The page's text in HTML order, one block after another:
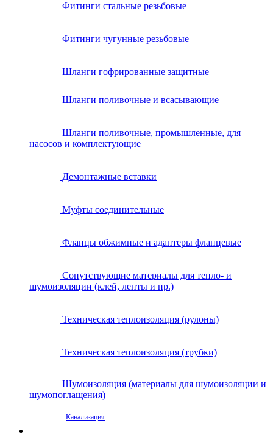
Фитинги стальные резьбовые
Фитинги чугунные резьбовые
Шланги гофрированные защитные
Шланги поливочные и всасывающие
Шланги поливочные, промышленные, для
насосов и комплектующие
Демонтажные вставки
Муфты соединительные
Фланцы обжимные и адаптеры фланцевые
Сопутствующие материалы для тепло- и
шумоизоляции (клей, ленты и пр.)
Техническая теплоизоляция (рулоны)
Техническая теплоизоляция (трубки)
Шумоизоляция (материалы для шумоизоляции и
шумопоглащения)
Канализация